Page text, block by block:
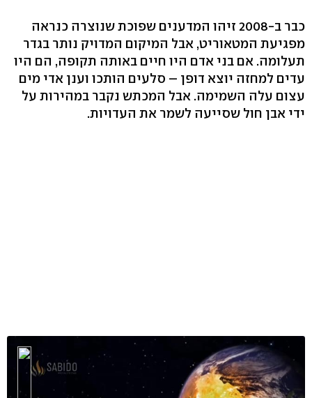
כבר ב-2008 זיהו המדענים שפוכת שנוצרה כנראה
מפגיעת המטאוריט, אבל המיקום המדויק נותר בגדר
תעלומה. אם בני אדם היו חיים באותה תקופה, הם היו
עדים למחזה יוצא דופן – סלעים הותכו וענן אדי מים
עצום עלה השמימה. אבל המכתש נקבר במהירות על
ידי אבן חול שסייעה לשמר את העדויות.